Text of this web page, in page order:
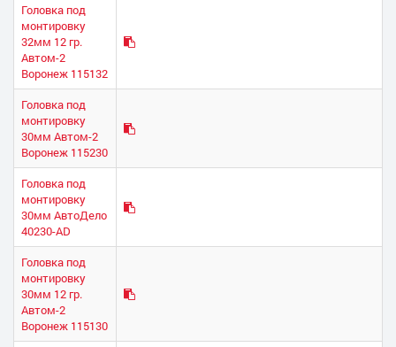
Головка под
монтировку
32мм 12 гр.
Автом-2
Воронеж 115132
Головка под
монтировку
30мм Автом-2
Воронеж 115230
Головка под
монтировку
30мм АвтоДело
40230-AD
Головка под
монтировку
30мм 12 гр.
Автом-2
Воронеж 115130